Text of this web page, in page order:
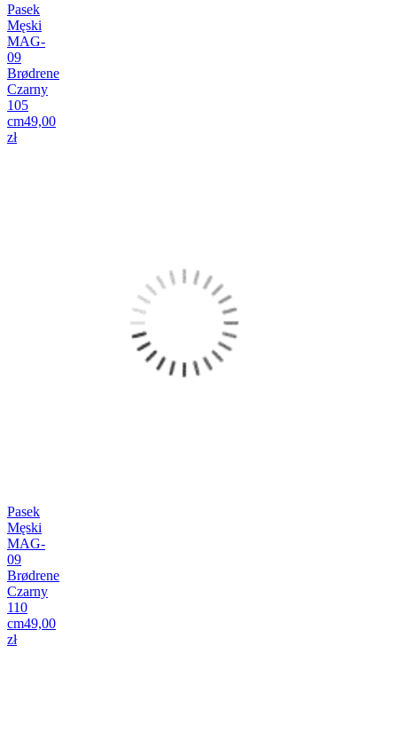
Pasek
Męski
MAG-
09
Brødrene
Czarny
105
cm49,00
zł
Pasek
Męski
MAG-
09
Brødrene
Czarny
110
cm49,00
zł